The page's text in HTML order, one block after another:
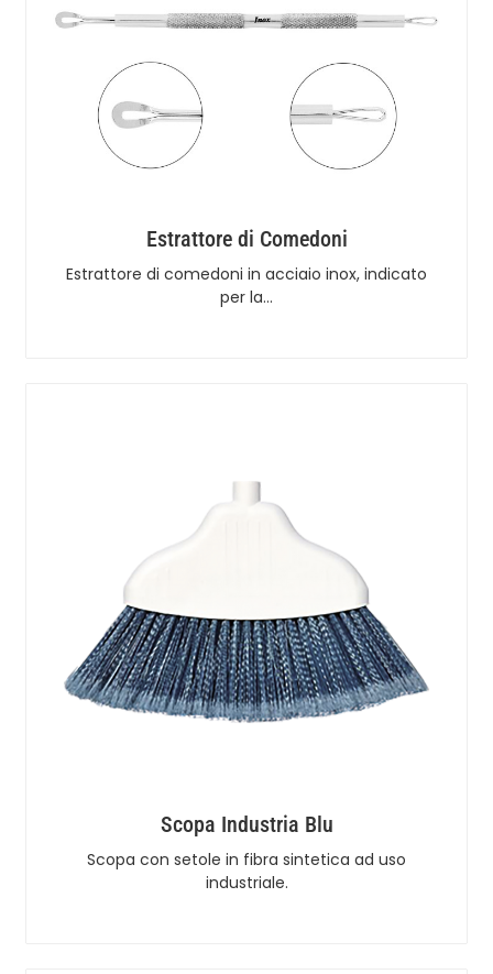
Estrattore di Comedoni
Estrattore di comedoni in acciaio inox, indicato
per la…
Scopa Industria Blu
Scopa con setole in fibra sintetica ad uso
industriale.